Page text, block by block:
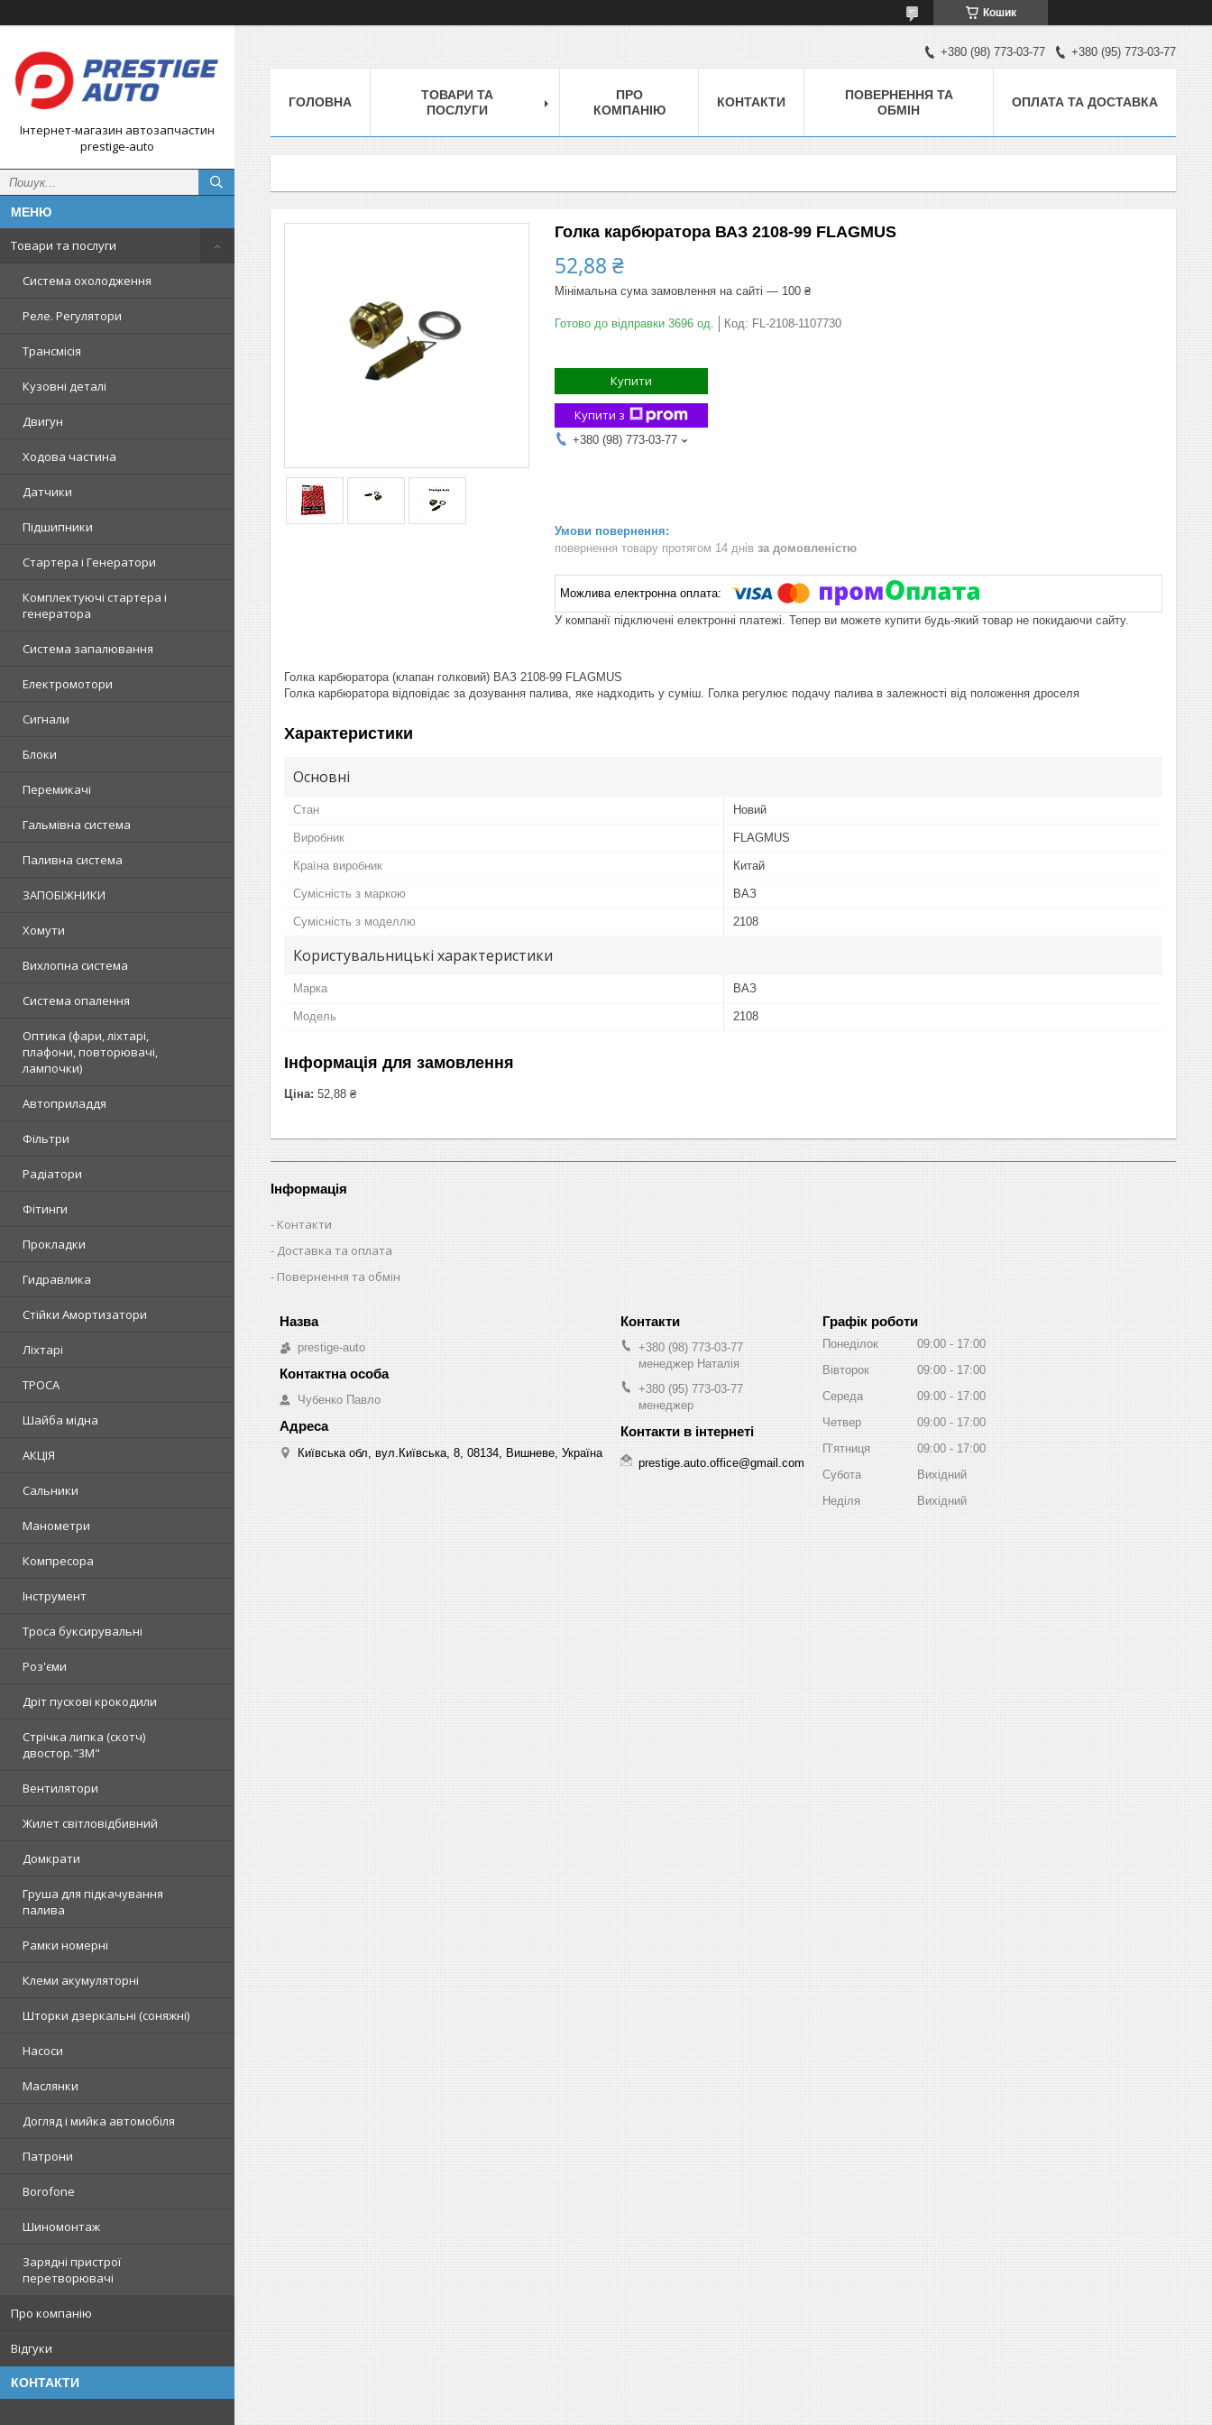
Кошик
Інтернет-магазин автозапчастин
prestige-auto
Товари та послуги
Система охолодження
Реле. Регулятори
Трансмісія
Кузовні деталі
Двигун
Ходова частина
Датчики
Підшипники
Стартера і Генератори
Комплектуючі стартера і
генератора
Система запалювання
Електромотори
Сигнали
Блоки
Перемикачі
Гальмівна система
Паливна система
ЗАПОБІЖНИКИ
Хомути
Вихлопна система
Система опалення
Оптика (фари, ліхтарі,
плафони, повторювачі,
лампочки)
Автоприладдя
Фільтри
Радіатори
Фітинги
Прокладки
Гидравлика
Стійки Амортизатори
Ліхтарі
ТРОСА
Шайба мідна
АКЦІЯ
Сальники
Манометри
Компресора
Інструмент
Троса буксирувальні
Роз'єми
Дріт пускові крокодили
Стрічка липка (скотч)
двостор."3М"
Вентилятори
Жилет світловідбивний
Домкрати
Груша для підкачування
палива
Рамки номерні
Клеми акумуляторні
Шторки дзеркальні (соняжні)
Насоси
Маслянки
Догляд і мийка автомобіля
Патрони
Borofone
Шиномонтаж
Зарядні пристрої
перетворювачі
Про компанію
Відгуки
КОНТАКТИ
+380 (98) 773-03-77 +380 (95) 773-03-77
ГОЛОВНА
ТОВАРИ ТА
ПОСЛУГИ
ПРО
КОМПАНІЮ
КОНТАКТИ
ПОВЕРНЕННЯ ТА
ОБМІН
ОПЛАТА ТА ДОСТАВКА
Голка карбюратора ВАЗ 2108-99 FLAGMUS
52,88 ₴
Мінімальна сума замовлення на сайті — 100 ₴
Готово до відправки 3696 од. Код: FL-2108-1107730
Купити
Купити з
+380 (98) 773-03-77
повернення товару протягом 14 днів за домовленістю
У компанії підключені електронні платежі. Тепер ви можете купити будь-який товар не покидаючи сайту.
Голка карбюратора (клапан голковий) ВАЗ 2108-99 FLAGMUS
Голка карбюратора відповідає за дозування палива, яке надходить у суміш. Голка регулює подачу палива в залежності від положення дроселя
Характеристики
Основні
Стан Новий
Виробник FLAGMUS
Країна виробник Китай
Сумісність з маркою ВАЗ
Сумісність з моделлю 2108
Користувальницькі характеристики
Марка ВАЗ
Модель 2108
Інформація для замовлення
Ціна: 52,88 ₴
Інформація
Контакти
Доставка та оплата
Повернення та обмін
prestige-auto
Чубенко Павло
Київська обл, вул.Київська, 8, 08134, Вишневе, Україна
+380 (98) 773-03-77
менеджер Наталія
+380 (95) 773-03-77
менеджер
prestige.auto.office@gmail.com
Графік роботи
Понеділок 09:00
17:00
Вівторок
09:00
17:00
Середа
09:00
17:00
Четвер
09:00
17:00
Пʼятниця
09:00
17:00
Субота
Вихідний
Неділя
Вихідний